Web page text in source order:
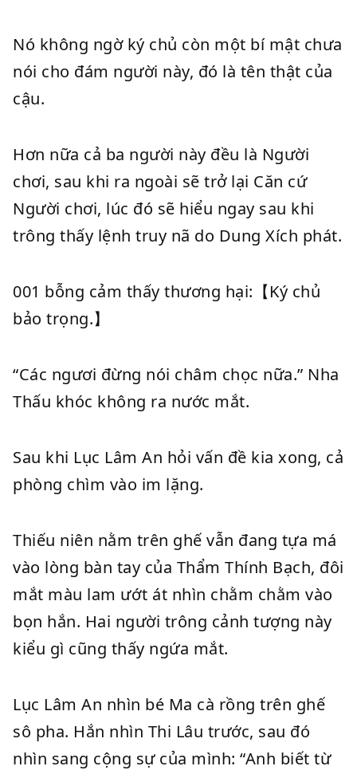
Nó không ngờ ký chủ còn một bí mật chưa
nói cho đám người này, đó là tên thật của
cậu.
Hơn nữa cả ba người này đều là Người
chơi, sau khi ra ngoài sẽ trở lại Căn cứ
Người chơi, lúc đó sẽ hiểu ngay sau khi
trông thấy lệnh truy nã do Dung Xích phát.
001 bỗng cảm thấy thương hại:【Ký chủ
bảo trọng.】
“Các ngươi đừng nói châm chọc nữa.” Nha
Thấu khóc không ra nước mắt.
Sau khi Lục Lâm An hỏi vấn đề kia xong, cả
phòng chìm vào im lặng.
Thiếu niên nằm trên ghế vẫn đang tựa má
vào lòng bàn tay của Thẩm Thính Bạch, đôi
mắt màu lam ướt át nhìn chằm chằm vào
bọn hắn. Hai người trông cảnh tượng này
kiểu gì cũng thấy ngứa mắt.
Lục Lâm An nhìn bé Ma cà rồng trên ghế
sô pha. Hắn nhìn Thi Lâu trước, sau đó
nhìn sang cộng sự của mình: “Anh biết từ